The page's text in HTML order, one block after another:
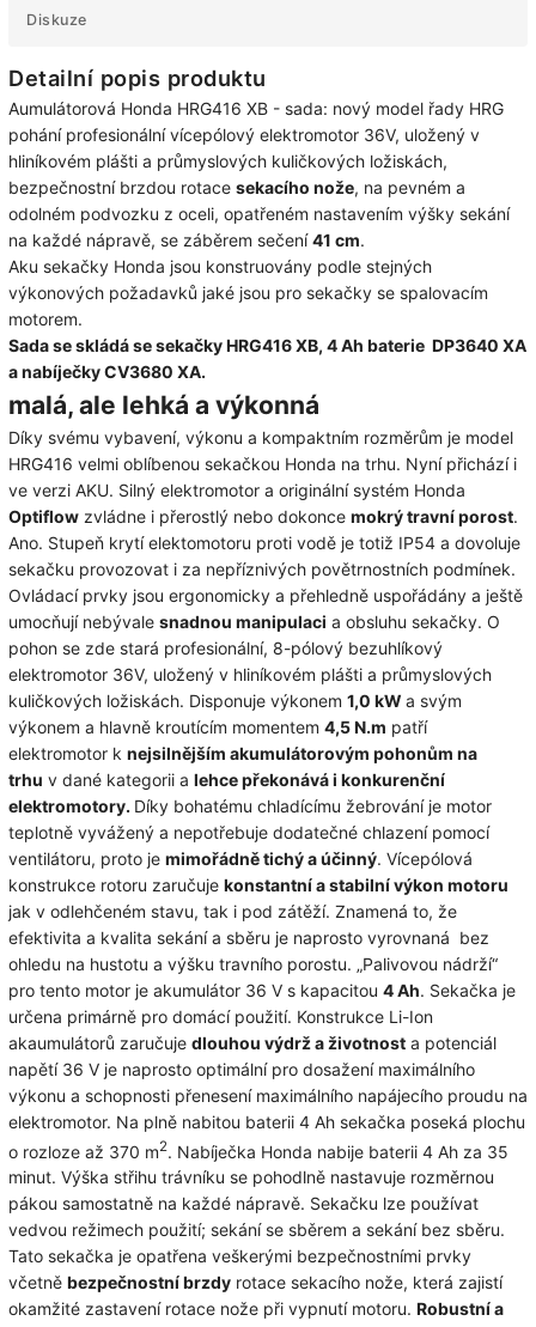
Diskuze
Detailní popis produktu
Aumulátorová Honda HRG416 XB - sada: nový model řady HRG
pohání profesionální vícepólový elektromotor 36V, uložený v
hliníkovém plášti a průmyslových kuličkových ložiskách,
bezpečnostní brzdou rotace sekacího nože, na pevném a
odolném podvozku z oceli, opatřeném nastavením výšky sekání
na každé nápravě, se záběrem sečení41 cm.
Aku sekačky Honda jsou konstruovány podle stejných
výkonových požadavků jaké jsou pro sekačky se spalovacím
motorem.
Sada se skládá se sekačky HRG416 XB, 4 Ah baterie DP3640 XA
a nabíječky CV3680 XA.
malá, ale lehká a výkonná
Díky svému vybavení, výkonu a kompaktním rozměrům je model
HRG416 velmi oblíbenou sekačkou Honda na trhu. Nyní přichází i
ve verzi AKU. Silný elektromotor a originální systém Honda
Optiflow zvládne i přerostlý nebo dokonce mokrý travní porost.
Ano. Stupeň krytí elektomotoru proti vodě je totiž IP54 a dovoluje
sekačku provozovat i za nepříznivých povětrnostních podmínek.
Ovládací prvky jsou ergonomicky a přehledně uspořádány a ještě
umocňují nebývale snadnou manipulaci a obsluhu sekačky. O
pohon se zde stará profesionální, 8-pólový bezuhlíkový
elektromotor 36V, uložený v hliníkovém plášti a průmyslových
kuličkových ložiskách. Disponuje výkonem 1,0 kW a svým
výkonem a hlavně kroutícím momentem 4,5 N.m patří
elektromotor k nejsilnějším akumulátorovým pohonům na
trhu v dané kategorii a lehce překonává i konkurenční
elektromotory. Díky bohatému chladícímu žebrování je motor
teplotně vyvážený a nepotřebuje dodatečné chlazení pomocí
ventilátoru, proto je mimořádně tichý a účinný. Vícepólová
konstrukce rotoru zaručuje konstantní a stabilní výkon motoru
jak v odlehčeném stavu, tak i pod zátěží. Znamená to, že
efektivita a kvalita sekání a sběru je naprosto vyrovnaná bez
ohledu na hustotu a výšku travního porostu. „Palivovou nádrží“
pro tento motor je akumulátor 36 V s kapacitou 4 Ah. Sekačka je
určena primárně pro domácí použití. Konstrukce Li-Ion
akaumulátorů zaručuje dlouhou výdrž a životnost a potenciál
napětí 36 V je naprosto optimální pro dosažení maximálního
výkonu a schopnosti přenesení maximálního napájecího proudu na
elektromotor. Na plně nabitou baterii 4 Ah sekačka poseká plochu
o rozloze až 370 m2
. Nabíječka Honda nabije baterii 4 Ah za 35
minut. Výška střihu trávníku se pohodlně nastavuje rozměrnou
pákou samostatně na každé nápravě. Sekačku lze používat
vedvou režimech použití; sekání se sběrem a sekání bez sběru.
Tato sekačka je opatřena veškerými bezpečnostními prvky
včetně bezpečnostní brzdy rotace sekacího nože, která zajistí
okamžité zastavení rotace nože při vypnutí motoru. Robustní a